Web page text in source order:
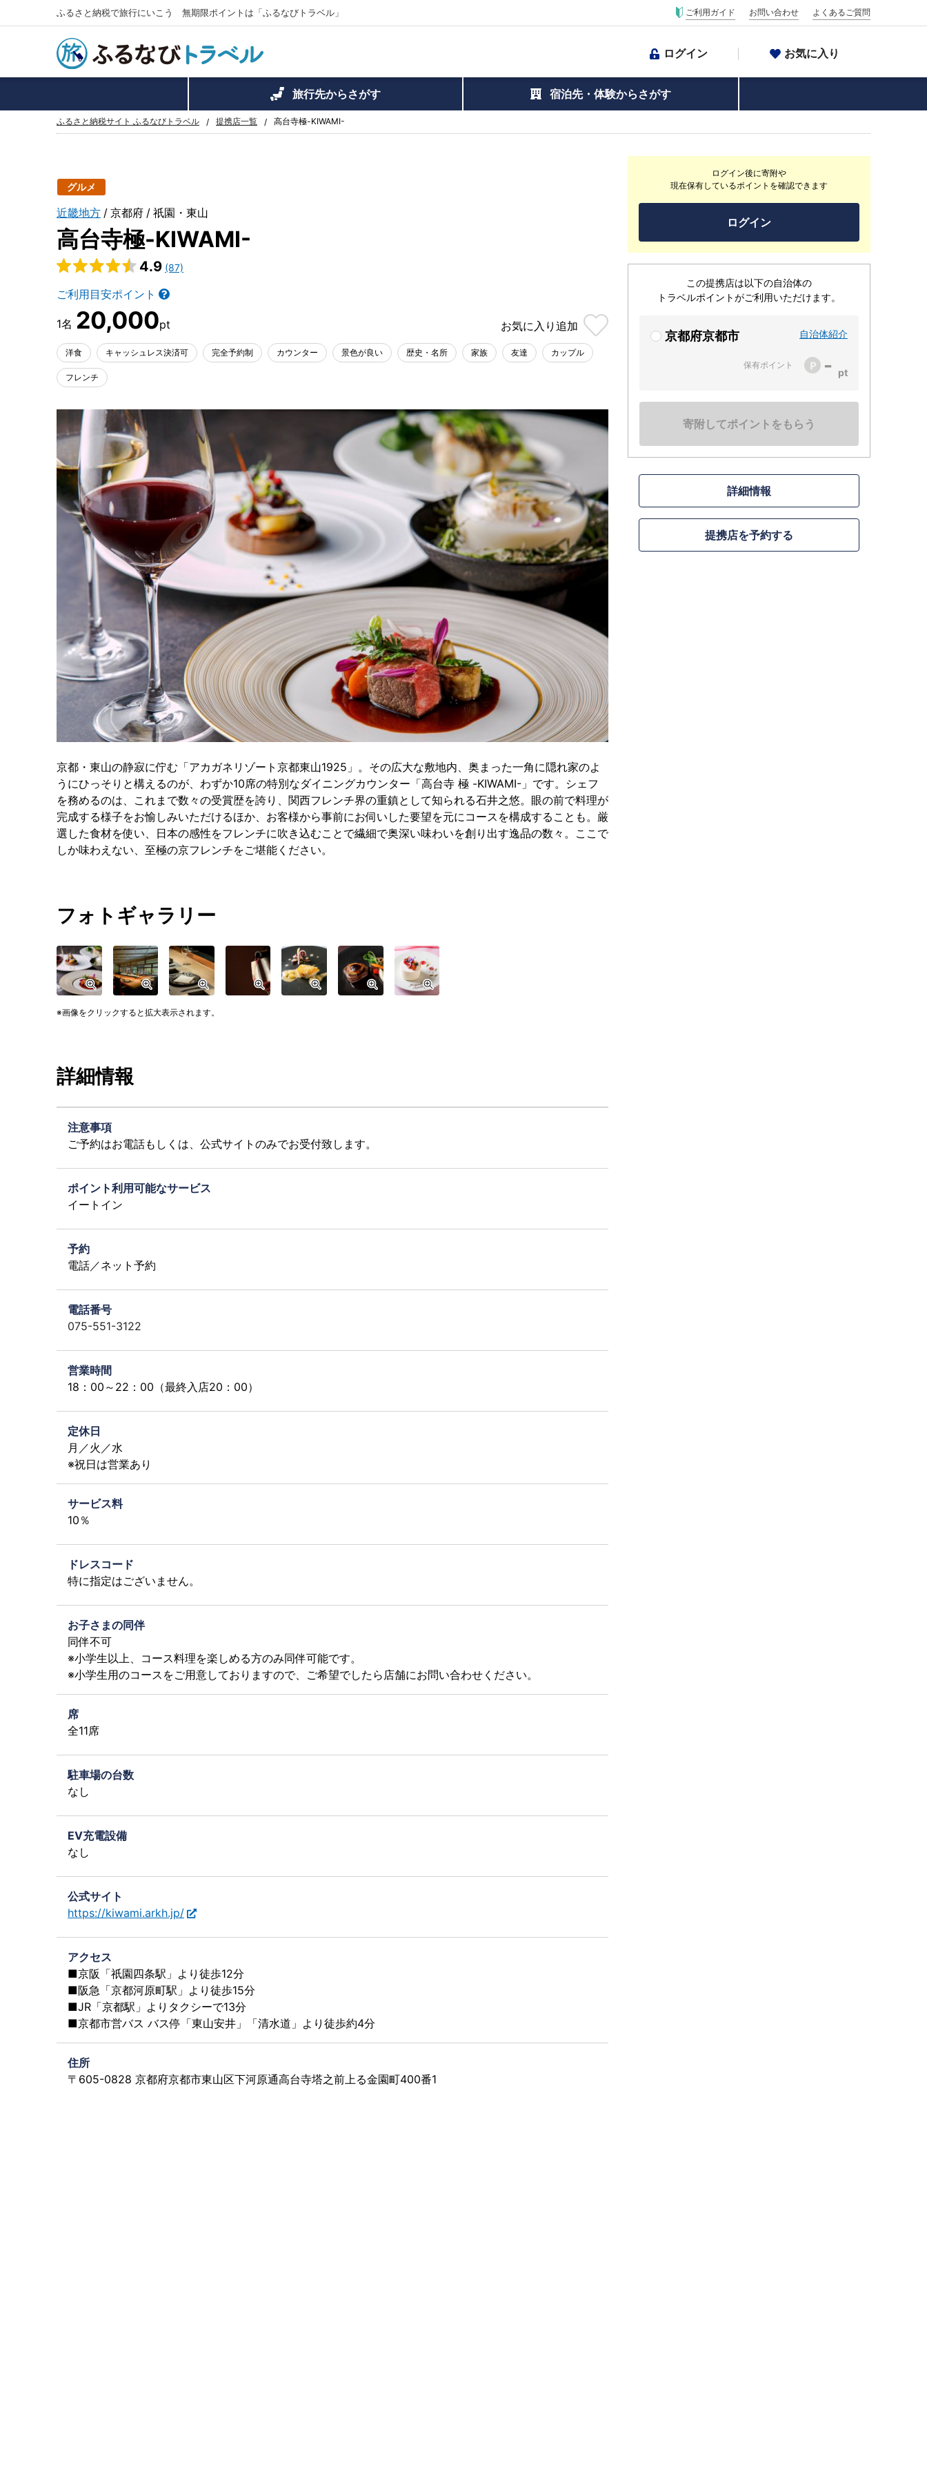
ふるさと納税で旅行にいこう 無期限ポイントは「ふるなびトラベル」 ご利用ガイド お問い合わせ よくあるご質問
ログイン お気に入り
旅行先からさがす 宿泊先・体験からさがす
ふるさと納税サイト ふるなびトラベル 提携店一覧 高台寺極-KIWAMI-
グルメ
近畿地方 京都府 祇園・東山
高台寺極-KIWAMI-
4.9 (87)
ご利用目安ポイント
20,000 お気に入り 追加
洋食 キャッシュレス決済可 完全予約制 カウンター 景色が良い 歴史・名所 家族 友達 カップル
フレンチ
ログイン後に寄附や
現在保有しているポイントを確認できます
ログイン
この提携店は以下の自治体の
トラベルポイントがご利用いただけます。
京都府京都市 自治体紹介
保有ポイント -
寄附してポイントをもらう
詳細情報
提携店を予約する
京都・東山の静寂に佇む「アカガネリゾート京都東山1925」。その広大な敷地内、奥まった一角に隠れ家のよ
うにひっそりと構えるのが、わずか10席の特別なダイニングカウンター「高台寺 極 -KIWAMI-」です。シェフ
を務めるのは、これまで数々の受賞歴を誇り、関西フレンチ界の重鎮として知られる石井之悠。眼の前で料理が
完成する様子をお愉しみいただけるほか、お客様から事前にお伺いした要望を元にコースを構成することも。厳
選した食材を使い、日本の感性をフレンチに吹き込むことで繊細で奥深い味わいを創り出す逸品の数々。ここで
しか味わえない、至極の京フレンチをご堪能ください。
フォトギャラリー
画像をクリックすると拡大表示されます。
詳細情報
注意事項
ご予約はお電話もしくは、公式サイトのみでお受付致します。
ポイント利用可能なサービス
イートイン
予約
電話／ネット予約
電話番号
075-551-3122
営業時間
18：00～22：00（最終入店20：00）
定休日
月／火／水
※祝日は営業あり
サービス料
10％
ドレスコード
特に指定はございません。
お子さまの同伴
同伴不可
※小学生以上、コース料理を楽しめる方のみ同伴可能です。
※小学生用のコースをご用意しておりますので、ご希望でしたら店舗にお問い合わせください。
席
全11席
駐車場の台数
なし
EV充電設備
なし
公式サイト
https://kiwami.arkh.jp/
アクセス
■京阪「祇園四条駅」より徒歩12分
■阪急「京都河原町駅」より徒歩15分
■JR「京都駅」よりタクシーで13分
■京都市営バス バス停「東山安井」「清水道」より徒歩約4分
住所
〒605-0828 京都府京都市東山区下河原通高台寺塔之前上る金園町400番1